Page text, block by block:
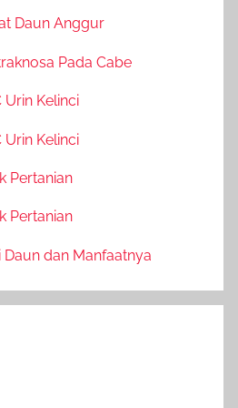
Daun Anggur
Pada Cabe
Urin Kelinci
Urin Kelinci
Pertanian
Pertanian
dan Manfaatnya